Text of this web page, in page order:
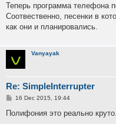
Теперь программа телефона
Соотвественно, песенки в
как они и планировались.
Vanyayak
Re: SimpleInterrupter
P
s
16 Dec 2015, 19:44
Полифония это реально круто.